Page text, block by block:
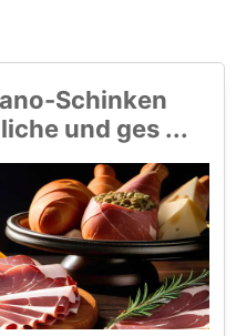
Schinken
und ges ...